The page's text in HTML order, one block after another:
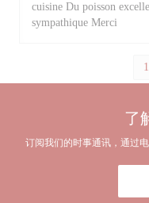
cuisine Du poisson
sympathique Merci
1
了
订阅我们的时事通讯，通过